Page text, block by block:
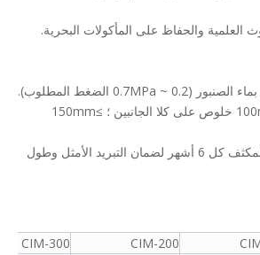
2. مساحة التهوية: ≥100mm خلوص على كلا الجانبين ؛ ≥150mm
3. الصيانة: قم بتنظيف المكثف كل 6 أشهر لضمان التبريد الأمثل وطول
CIM-200
CIM-300